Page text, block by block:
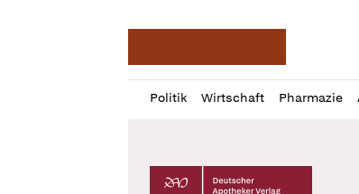
Politik Wirtschaft Pharmazie
Profil
öffnen
Daz
Pur
Deutscher Apotheker Verlag